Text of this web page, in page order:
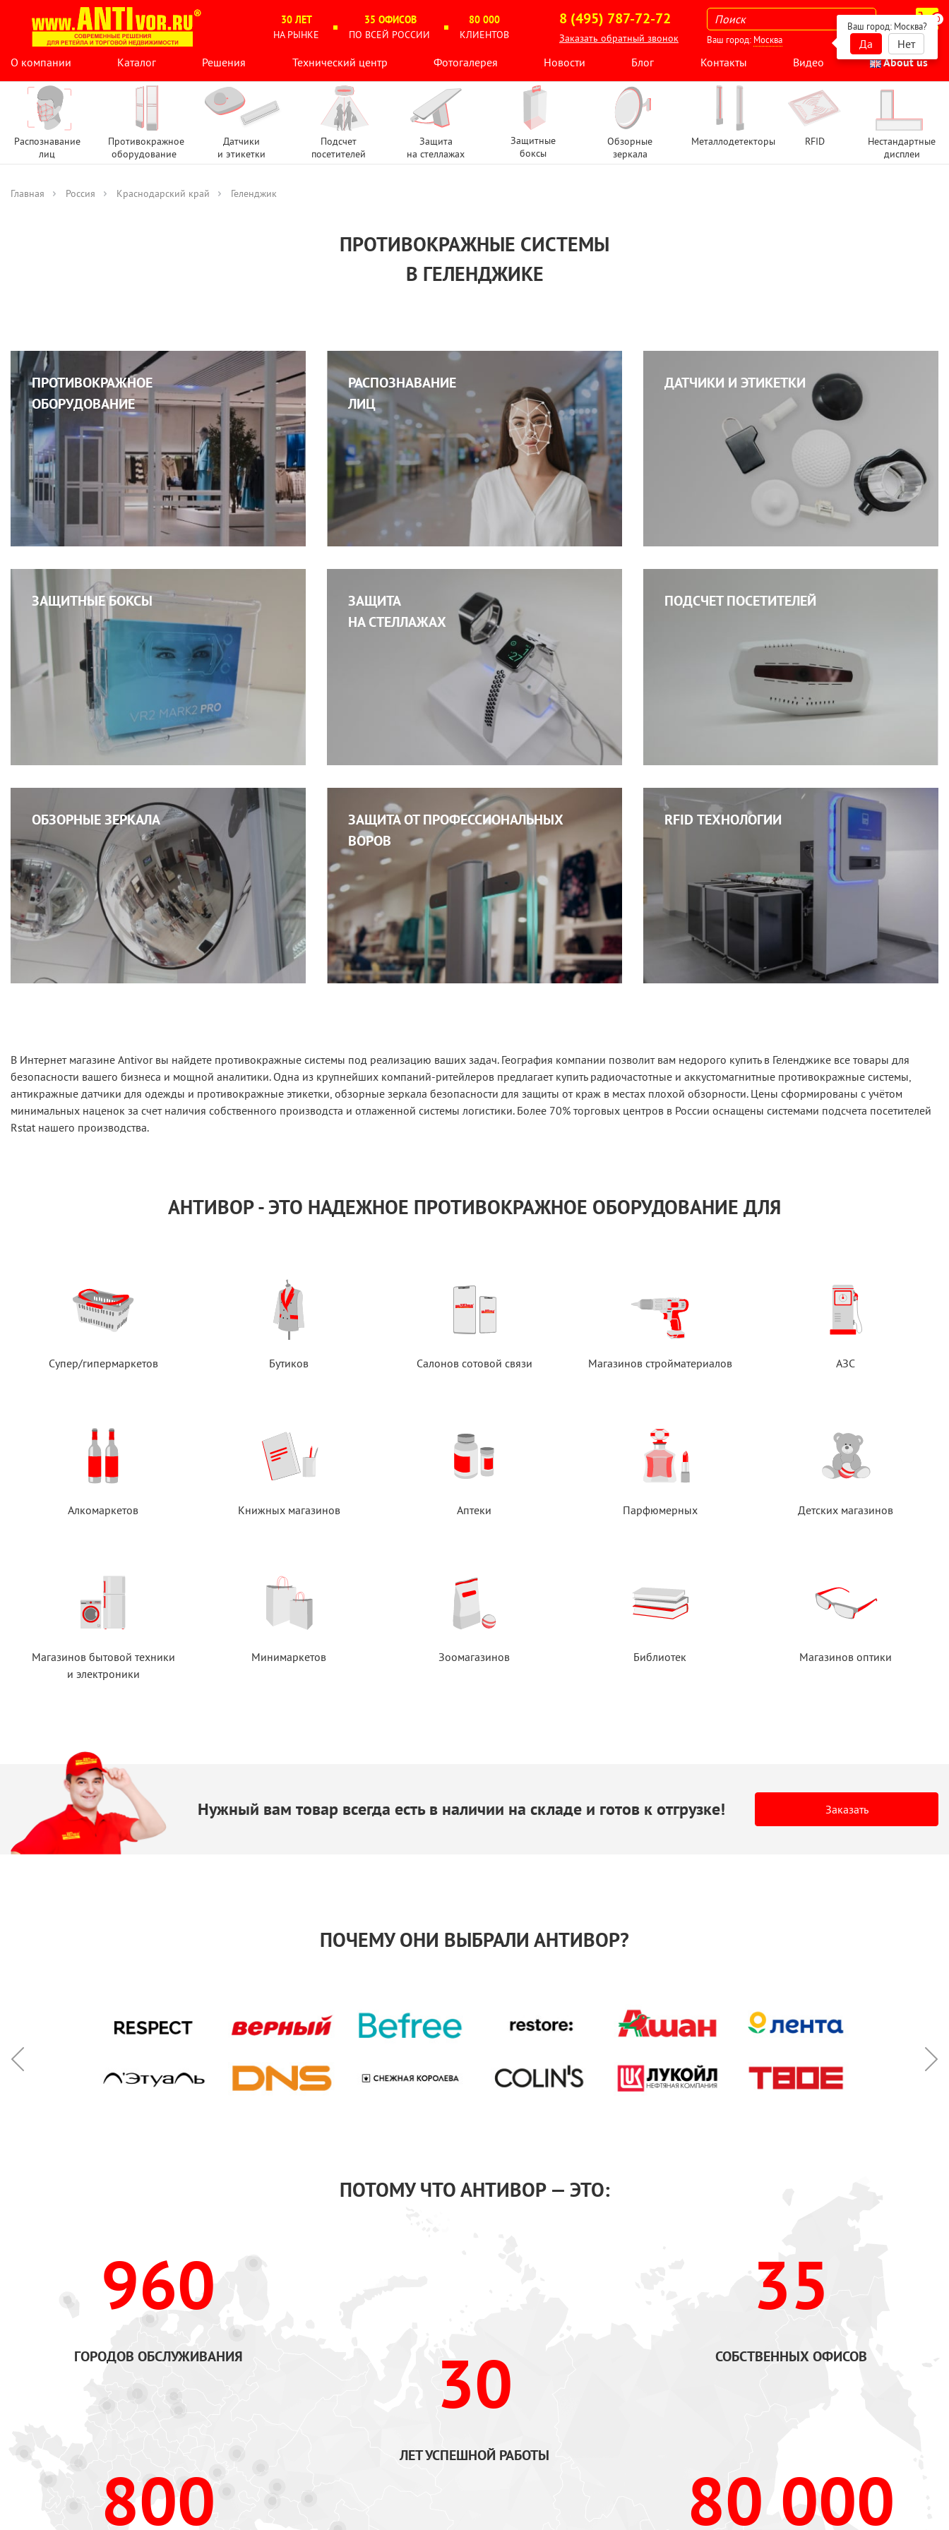
30 ЛЕТ
НА РЫНКЕ
35 ОФИСОВ
ПО ВСЕЙ РОССИИ
80 000
КЛИЕНТОВ
8 (495) 787-72-72
Заказать обратный звонок
0
Ваш город: Москва
Ваш город: Москва?
Да
Нет
О компании
Каталог Решения Технический центр Фотогалерея Новости Блог Контакты Видео About us
Распознавание
лиц
Противокражное
оборудование
Датчики
и этикетки
Подсчет
посетителей
Защита
на стеллажах
Защитные
боксы
Обзорные
зеркала
Металлодетекторы RFID
Нестандартные
дисплеи
Главная Россия Краснодарский край Геленджик
ПРОТИВОКРАЖНЫЕ СИСТЕМЫ
В ГЕЛЕНДЖИКЕ
ПРОТИВОКРАЖНОЕ
ОБОРУДОВАНИЕ
РАСПОЗНАВАНИЕ
ЛИЦ
ДАТЧИКИ И ЭТИКЕТКИ
ЗАЩИТНЫЕ БОКСЫ
ЗАЩИТА
НА СТЕЛЛАЖАХ
ПОДСЧЕТ ПОСЕТИТЕЛЕЙ
ОБЗОРНЫЕ ЗЕРКАЛА
ЗАЩИТА ОТ ПРОФЕССИОНАЛЬНЫХ
ВОРОВ
RFID ТЕХНОЛОГИИ
В Интернет магазине Antivor вы найдете противокражные системы под реализацию ваших задач. География компании позволит вам недорого купить в Геленджике все товары для
безопасности вашего бизнеса и мощной аналитики. Одна из крупнейших компаний-ритейлеров предлагает купить радиочастотные и аккустомагнитные противокражные системы,
антикражные датчики для одежды и противокражные этикетки, обзорные зеркала безопасности для защиты от краж в местах плохой обзорности. Цены сформированы с учётом
минимальных наценок за счет наличия собственного производста и отлаженной системы логистики. Более 70% торговых центров в России оснащены системами подсчета посетителей
Rstat нашего производства.
АНТИВОР - ЭТО НАДЕЖНОЕ ПРОТИВОКРАЖНОЕ ОБОРУДОВАНИЕ ДЛЯ
Супер/гипермаркетов Бутиков Салонов сотовой связи Магазинов стройматериалов АЗС
Алкомаркетов Книжных магазинов Аптеки Парфюмерных Детских магазинов
Магазинов бытовой техники
и электроники
Минимаркетов Зоомагазинов Библиотек Магазинов оптики
Нужный вам товар всегда естьв наличии на складе и готов к отгрузке! Заказать
ПОЧЕМУ ОНИ ВЫБРАЛИ АНТИВОР?
ПОТОМУ ЧТО АНТИВОР — ЭТО:
960
ГОРОДОВ ОБСЛУЖИВАНИЯ
800
30
ЛЕТ УСПЕШНОЙ РАБОТЫ
35
СОБСТВЕННЫХ ОФИСОВ
80 000